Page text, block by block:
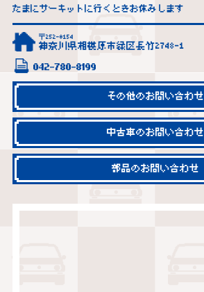
たまにサーキットに行くときお休みします
〒252-0154
神奈川県相模原市緑区長竹2748-1
042-780-8199
その他のお問い合わせ
中古車のお問い合わせ
部品のお問い合わせ